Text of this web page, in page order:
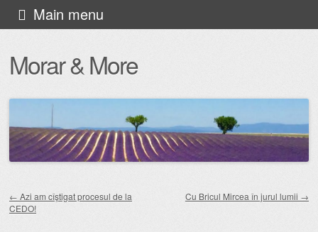
Morar & More
Main menu
Skip
to
content
Post navigation
← Azi am cîştigat procesul de la
CEDO!
Cu Bricul Mircea în jurul lumii →